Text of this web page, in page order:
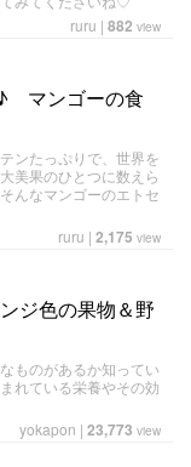
ruru | 882 view
マンゴーの食
ンたっぷりで、世界を
美果のひとつに数えら
んなマンゴーのエトセ
ruru | 2,175 view
ジ色の果物＆野
ものがあるか知ってい
れている栄養やその効
yokapon | 23,773 view